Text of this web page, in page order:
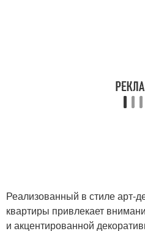
Реализованный в стиле арт-
квартиры привлекает
и акцентированной